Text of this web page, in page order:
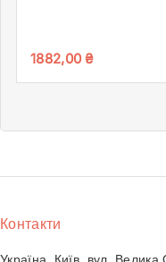
1882,00₴
Контакти
Україна, Київ, вул.